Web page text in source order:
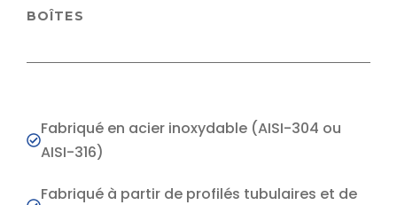
BOÎTES
Fabriqué en acier inoxydable (AISI-304 ou
AISI-316)
Fabriqué à partir de profilés tubulaires et de